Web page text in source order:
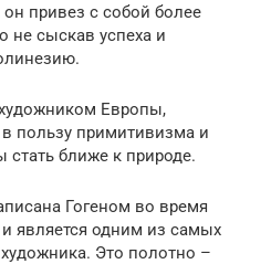
привез с собой более
не сыскав успеха и
Европы,
пользу примитивизма и
ближе к природе.
Гогеном во время
является одним из самых
Это полотно –